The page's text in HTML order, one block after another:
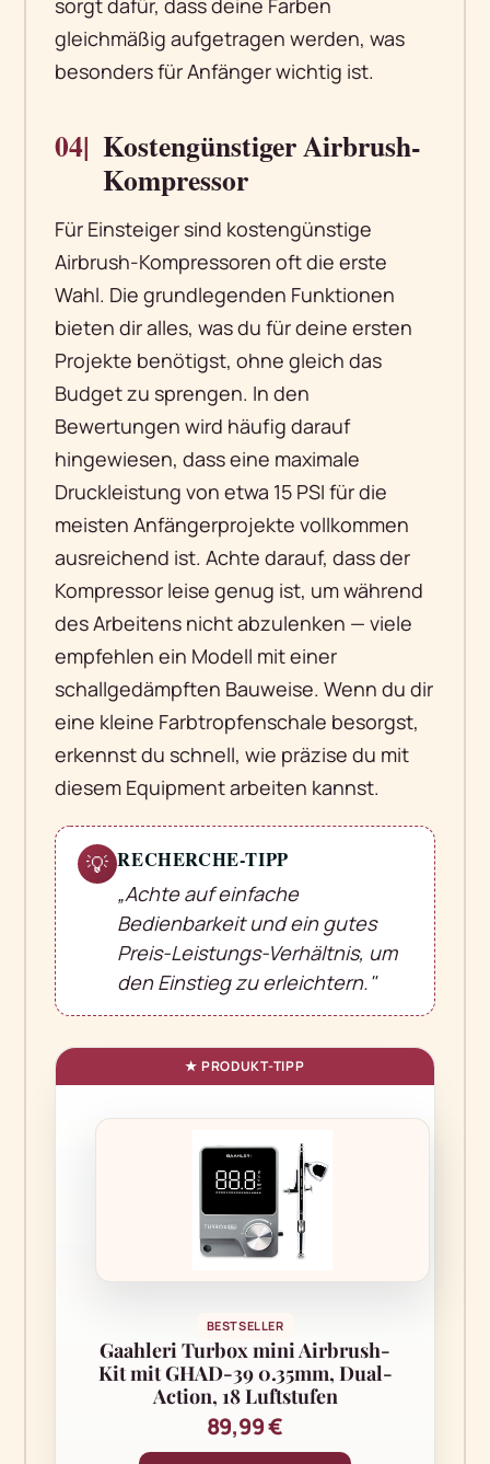
sorgt dafür, dass deine Farben
gleichmäßig aufgetragen werden, was
besonders für Anfänger wichtig ist.
04| Kostengünstiger Airbrush-
Kompressor
Für Einsteiger sind kostengünstige
Airbrush-Kompressoren oft die erste
Wahl. Die grundlegenden Funktionen
bieten dir alles, was du für deine ersten
Projekte benötigst, ohne gleich das
Budget zu sprengen. In den
Bewertungen wird häufig darauf
hingewiesen, dass eine maximale
Druckleistung von etwa 15 PSI für die
meisten Anfängerprojekte vollkommen
ausreichend ist. Achte darauf, dass der
Kompressor leise genug ist, um während
des Arbeitens nicht abzulenken — viele
empfehlen ein Modell mit einer
schallgedämpften Bauweise. Wenn du dir
eine kleine Farbtropfenschale besorgst,
erkennst du schnell, wie präzise du mit
diesem Equipment arbeiten kannst.
💡 RECHERCHE-TIPP
„Achte auf einfache
Bedienbarkeit und ein gutes
Preis-Leistungs-Verhältnis, um
den Einstieg zu erleichtern."
BESTSELLER
Gaahleri Turbox mini Airbrush-
Kit mit GHAD-39 0.35mm, Dual-
Action, 18 Luftstufen
89,99 €